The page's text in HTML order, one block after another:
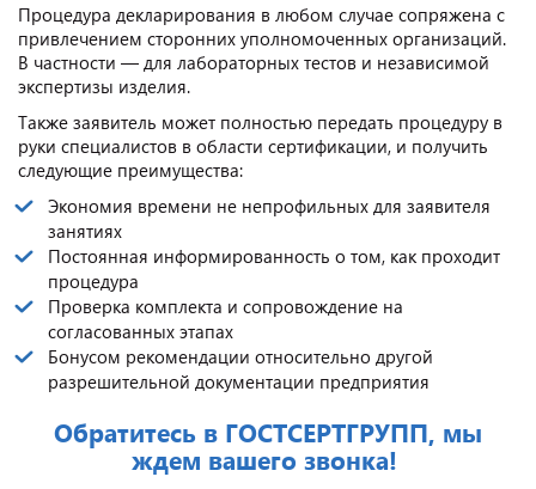
Процедура декларирования в любом случае сопряжена с
привлечением сторонних уполномоченных организаций.
В частности — для лабораторных тестов и независимой
экспертизы изделия.
Также заявитель может полностью передать процедуру в
руки специалистов в области сертификации, и получить
следующие преимущества:
Экономия времени не непрофильных для заявителя
занятиях
Постоянная информированность о том, как проходит
процедура
Проверка комплекта и сопровождение на
согласованных этапах
Бонусом рекомендации относительно другой
разрешительной документации предприятия
Обратитесь в ГОСТСЕРТГРУПП, мы
ждем вашего звонка!